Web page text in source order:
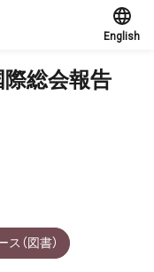
English
総会報告
（図書）